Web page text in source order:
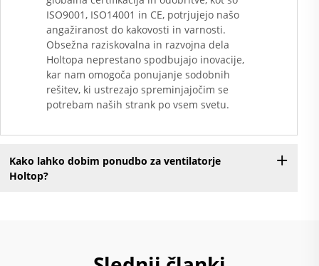
ISO9001, ISO14001 in CE, potrjujejo našo
angažiranost do kakovosti in varnosti.
Obsežna raziskovalna in razvojna dela
Holtopa neprestano spodbujajo inovacije,
kar nam omogoča ponujanje sodobnih
rešitev, ki ustrezajo spreminjajočim se
potrebam naših strank po vsem svetu.
Kako lahko dobim ponudbo za ventilatorje
Holtop?